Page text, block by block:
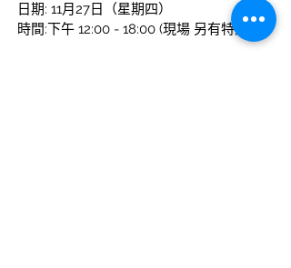
日期: 11月27日（星期四）
時間:下午 12:00 - 18:00 (現場 另有特恵)